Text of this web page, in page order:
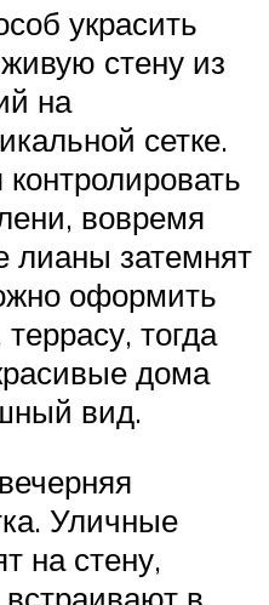
украсить
стену из
на
сетке.
вовремя
лианы затемнят
оформить
тогда
дома
вид.
Уличные
на стену,